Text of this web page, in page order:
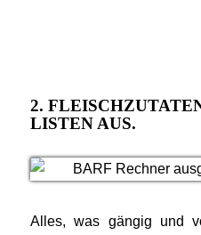
2.
LISTEN AUS.
Alles, was gängig und